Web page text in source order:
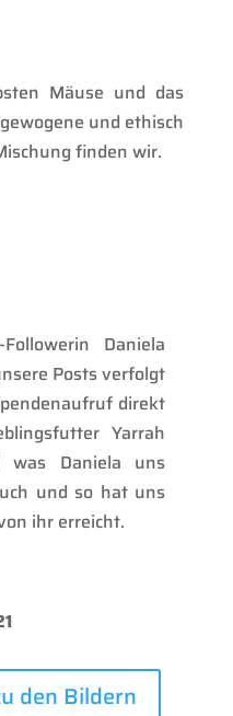
Mäuse und das
und ethisch
finden wir.
Daniela
Posts verfolgt
direkt
Yarrah
was Daniela uns
und so hat uns
ihr erreicht.
den Bildern